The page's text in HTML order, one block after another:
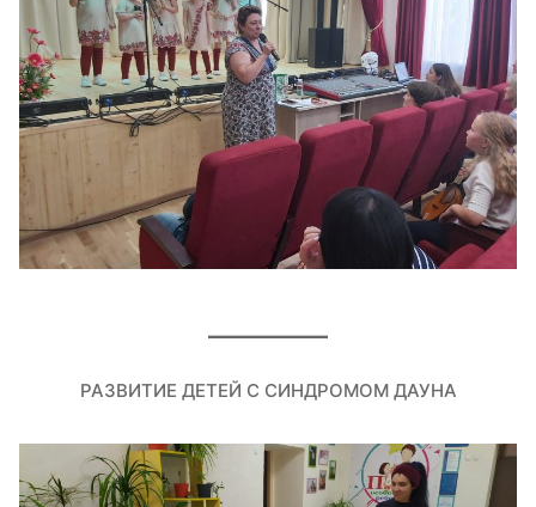
РАЗВИТИЕ ДЕТЕЙ С СИНДРОМОМ ДАУНА